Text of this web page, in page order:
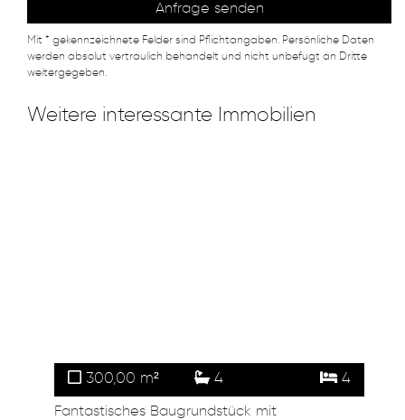
Mit * gekennzeichnete Felder sind Pflichtangaben. Persönliche Daten
werden absolut vertraulich behandelt und nicht unbefugt an Dritte
weitergegeben.
Weitere interessante Immobilien
300,00 m² 4 4
Fantastisches Baugrundstück mit